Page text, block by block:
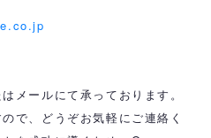
メールにて承っております。
で、どうぞお気軽にご連絡く